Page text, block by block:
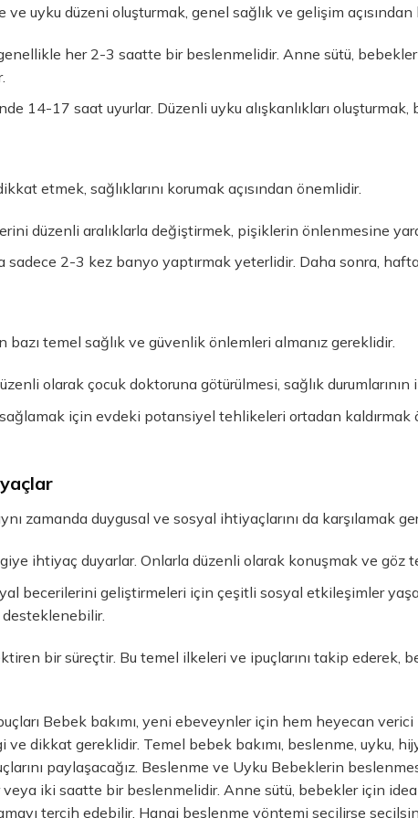
ve uyku düzeni oluşturmak, genel sağlık ve gelişim
her 2-3 saatte bir beslenmelidir. Anne sütü,
14-17 saat uyurlar. Düzenli uyku alışkanlıkları
etmek, sağlıklarını korumak açısından önemlidir.
düzenli aralıklarla değiştirmek, pişiklerin önlenmesine
2-3 kez banyo yaptırmak yeterlidir. Daha sonra,
bazı temel sağlık ve güvenlik önlemleri almanız gereklidir.
olarak çocuk doktoruna götürülmesi, sağlık
için evdeki potansiyel tehlikeleri ortadan kaldırmak
zamanda duygusal ve sosyal ihtiyaçlarını da karşılamak
ihtiyaç duyarlar. Onlarla düzenli olarak konuşmak ve göz
becerilerini geliştirmeleri için çeşitli sosyal etkileşimler
bir süreçtir. Bu temel ilkeleri ve ipuçlarını takip ederek,
Bebek bakımı, yeni ebeveynler için hem heyecan
dikkat gereklidir. Temel bebek bakımı, beslenme, uyku,
paylaşacağız. Beslenme ve Uyku Bebeklerin
iki saatte bir beslenmelidir. Anne sütü, bebekler için
tercih edebilir. Hangi beslenme yöntemi seçilirse